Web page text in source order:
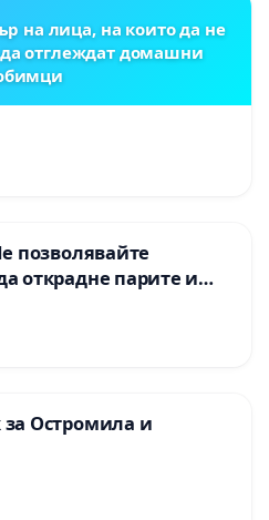
на лица, на които да не
отглеждат домашни
позволявайте
открадне парите и
Остромила и